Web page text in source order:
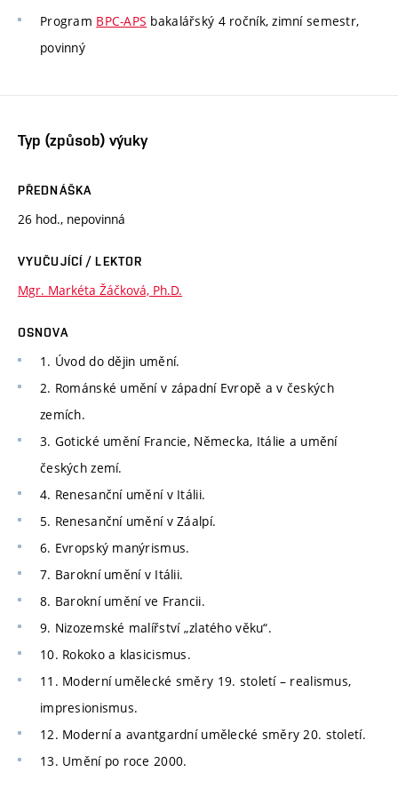
Program BPC-APS bakalářský 4 ročník, zimní semestr,
povinný
Typ (způsob) výuky
PŘEDNÁŠKA
26 hod., nepovinná
VYUČUJÍCÍ / LEKTOR
Mgr. Markéta Žáčková, Ph.D.
OSNOVA
1. Úvod do dějin umění.
2. Románské umění v západní Evropě a v českých
zemích.
3. Gotické umění Francie, Německa, Itálie a umění
českých zemí.
4. Renesanční umění v Itálii.
5. Renesanční umění v Záalpí.
6. Evropský manýrismus.
7. Barokní umění v Itálii.
8. Barokní umění ve Francii.
9. Nizozemské malířství „zlatého věku“.
10. Rokoko a klasicismus.
11. Moderní umělecké směry 19. století – realismus,
impresionismus.
12. Moderní a avantgardní umělecké směry 20. století.
13. Umění po roce 2000.